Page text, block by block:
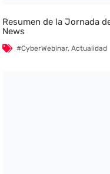
Resumen de la Jornada
News
#CyberWebinar,Actualidad